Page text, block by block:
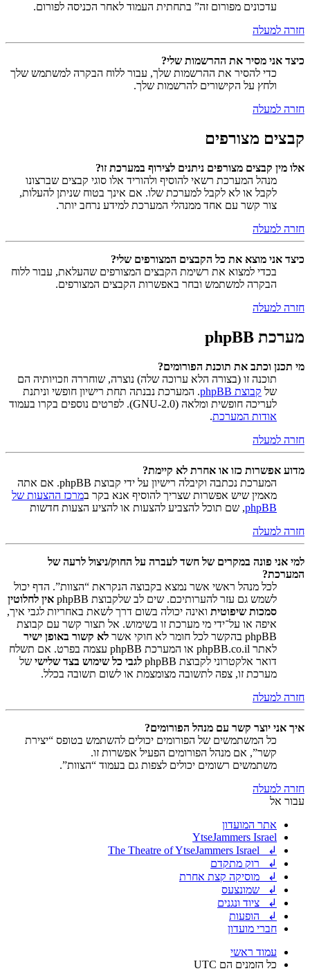
עדכונים מפורום זה” בתחתית העמוד לאחר הכניסה לפורום.
חזרה למעלה
כיצד אני מסיר את ההרשמות שלי?
כדי להסיר את ההרשמות שלך, עבור ללוח הבקרה למשתמש שלך
ולחץ על הקישורים להרשמות שלך.
חזרה למעלה
קבצים מצורפים
אלו מין קבצים מצורפים ניתנים לצירוף במערכת זו?
מנהל המערכת רשאי להוסיף ולהוריד אלו סוגי קבצים שברצונו
לקבל או לא לקבל למערכת שלו. אם אינך בטוח שניתן להעלות,
צור קשר עם אחד ממנהלי המערכת למידע נרחב יותר.
חזרה למעלה
כיצד אני מוצא את כל הקבצים המצורפים שלי?
בכדי למצוא את רשימת הקבצים המצורפים שהעלאת, עבור ללוח
הבקרה למשתמש ובחר באפשרות הקבצים המצורפים.
חזרה למעלה
מערכת phpBB
מי תכנן וכתב את תוכנת הפורומים?
תוכנה זו (בצורה הלא ערוכה שלה) נוצרה, שוחררה וזכויותיה הם
של קבוצת phpBB
. המערכת נבנתה תחת רישיון חופשי וניתנת
לעריכה חופשית ומלאה (GNU-2.0). לפרטים נוספים בקרו בעמוד
אודות המערכת.
חזרה למעלה
מדוע אפשרות כזו או אחרת לא קיימת?
המערכת נכתבה וקיבלה רישיון על ידי קבוצת phpBB. אם אתה
מאמין שיש אפשרות שצריך להוסיף אנא בקר במרכז ההצעות של
phpBB, שם תוכל להצביע להצעות או להציע הצעות חדשות
חזרה למעלה
למי אני פונה במקרים של חשד לעברה על החוק/ניצול לרעה של
המערכת?
לכל מנהל ראשי אשר נמצא בקבוצה הנקראת “הצוות”. הדף יכול
לשמש גם עזר להערותיכם. שים לב שלקבוצת phpBB
אין לחלוטין
סמכות שיפוטית ואינה יכולה בשום דרך לשאת באחריות לגבי איך,
איפה או על־ידי מי מערכת זו בשימוש. אל תצור קשר עם קבוצת
phpBB בהקשר לכל חומר לא חוקי אשר
לא קשור באופן ישיר
לאתר phpBB.co.il או המערכת phpBB עצמה בפרט. אם תשלח
דואר אלקטרוני לקבוצת phpBB
לגבי כל שימוש בצד שלישי של
מערכת זו, צפה לתשובה מצומצמת או לשום תשובה בכלל.
חזרה למעלה
איך אני יוצר קשר עם מנהל הפורומים?
כל המשתמשים של הפורומים יכולים להשתמש בטופס “יצירת
קשר”, אם מנהל הפורומים הפעיל אפשרות זו.
משתמשים רשומים יכולים לצפות גם בעמוד “הצוות”.
חזרה למעלה
עבור אל
אתר המועדון
YtseJammers Israel
↲ The Theatre of YtseJammers Israel
↲ רוק מתקדם
↲ מוסיקה קצת אחרת
↲ שמונצעס
↲ ציוד ונגנים
↲ הופעות
חברי מועדון
עמוד ראשי
כל הזמנים הם UTC